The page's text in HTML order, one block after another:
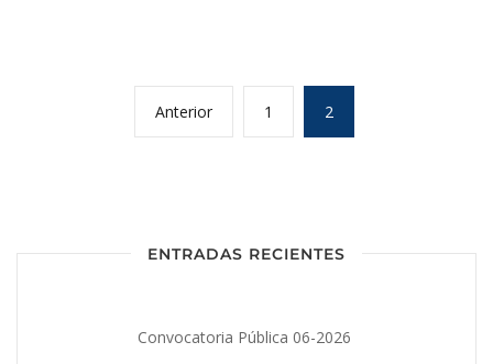
Anterior 1 2
ENTRADAS RECIENTES
Convocatoria Pública 06-2026